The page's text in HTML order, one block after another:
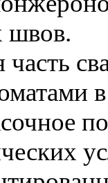
швов.